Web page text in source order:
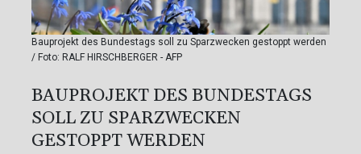
Bauprojekt des Bundestags soll zu Sparzwecken gestoppt werden
/ Foto: RALF HIRSCHBERGER - AFP
BAUPROJEKT DES BUNDESTAGS
SOLL ZU SPARZWECKEN
GESTOPPT WERDEN